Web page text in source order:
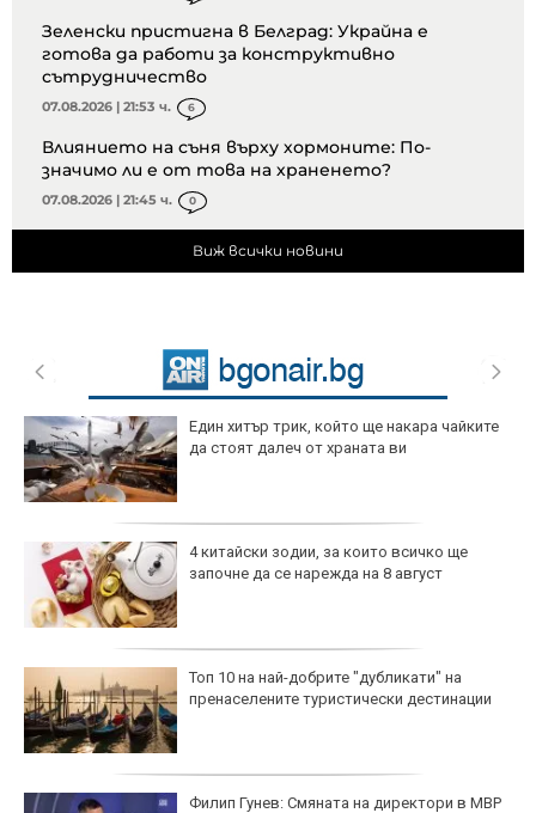
Зеленски пристигна в Белград: Украйна е
готова да работи за конструктивно
сътрудничество
07.08.2026 | 21:53 ч. 6
Влиянието на съня върху хормоните: По-
значимо ли е от това на храненето?
07.08.2026 | 21:45 ч. 0
Виж всички новини
Един хитър трик, който ще накара чайките
да стоят далеч от храната ви
4 китайски зодии, за които всичко ще
започне да се нарежда на 8 август
Топ 10 на най-добрите "дубликати" на
пренаселените туристически дестинации
Филип Гунев: Смяната на директори в МВР